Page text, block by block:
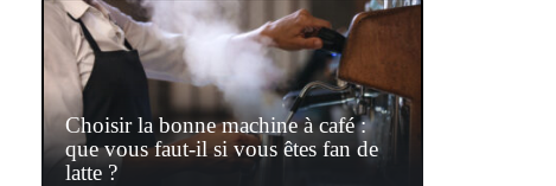
Choisir la bonne machine à café :
que vous faut-il si vous êtes fan de
latte ?